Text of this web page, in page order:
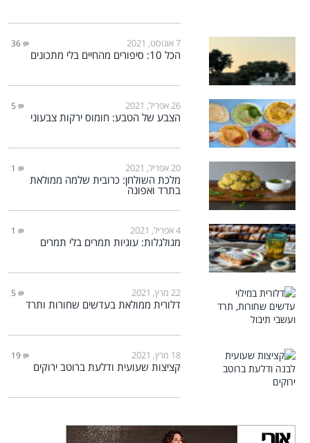
7 אוגוסט, 2021 36
הכל 10: סיפורים מהחיים בלי מתכונים
26 אפריל, 2021 5
הצבע של הטבע: חומוס ירקות צבעוני
20 אפריל, 2021 1
מלכת השולחן: כרובית שלמה ממולאת
בתרד ואפונה
4 אפריל, 2021 1
מגולגלות: עוגיות תמרים בלי תמרים
22 מרץ, 2021 5
דלורית ממולאת בעדשים שחורות ותרד
18 מרץ, 2021 19
קציצות שעועית ודלעת ברוטב ירוקים